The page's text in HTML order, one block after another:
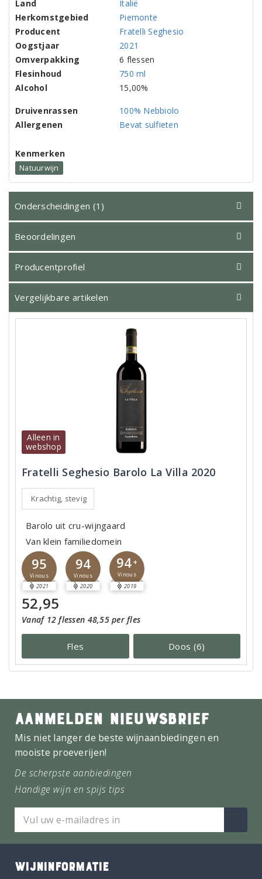
Land
Italië
Herkomstgebied
Piemonte
Producent
Fratelli Seghesio
Oogstjaar
2021
Omverpakking
6 flessen
Flesinhoud
750 ml
Alcohol
15,00%
Druivenrassen
100% Nebbiolo
Allergenen
Bevat sulfieten
Kenmerken
Natuurwijn
Onderscheidingen (1)
Beoordelingen
Producentprofiel
Vergelijkbare artikelen
Alleen in
webshop
Fratelli Seghesio Barolo La Villa 2020
Krachtig, stevig
Barolo uit cru-wijngaard
Van klein familiedomein
95
Vinous
2021
94
Vinous
2020
94+
Vinous
2019
52,95
Vanaf 12 flessen 48,55 per fles
Fles Doos (6)
AANMELDEN NIEUWSBRIEF
Mis niet langer de beste wijnaanbiedingen en
mooiste proeverijen!
De scherpste aanbiedingen
Handige wijn en spijs tips
WIJNINFORMATIE